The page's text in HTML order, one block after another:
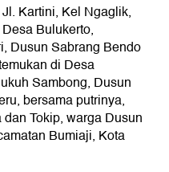
Kartini, Kel Ngaglik,
Bulukerto,
Dusun Sabrang Bendo
di Desa
Sambong, Dusun
bersama putrinya,
Tokip, warga Dusun
Bumiaji, Kota